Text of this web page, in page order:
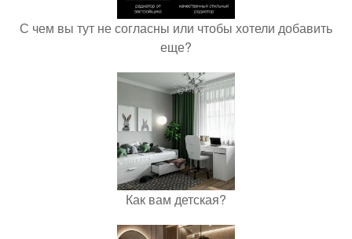
С чем вы тут не согласны или чтобы хотели добавить
еще?
Как вам детская?